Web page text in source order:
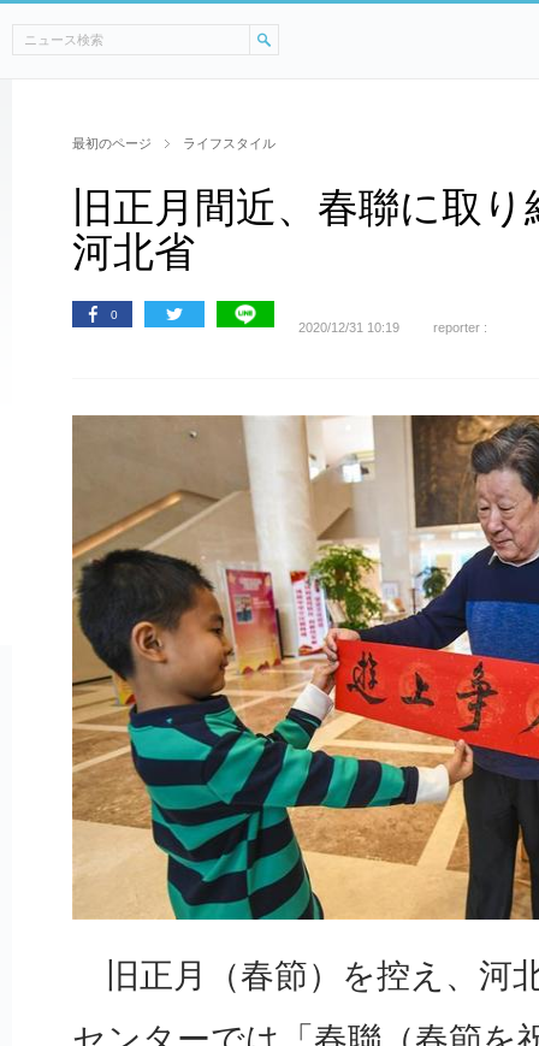
最初のページ ライフスタイル
旧正月間近、春聯に取
河北省
0
2020/12/31 10:19 reporter :
旧正月（春節）を控え、河